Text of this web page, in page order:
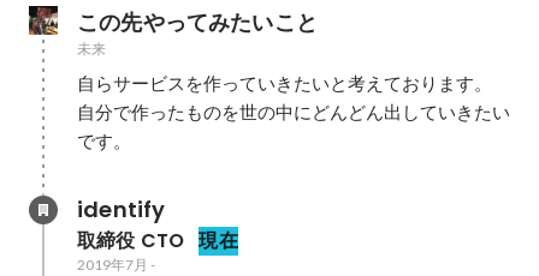
この先やってみたいこと
未来
自らサービスを作っていきたいと考えております。
自分で作ったものを世の中にどんどん出していきたい
です。
identify
取締役 CTO 現在
2019年7月 -